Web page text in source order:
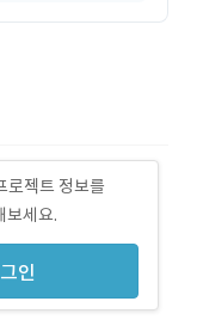
로젝트 정보를
보세요.
인